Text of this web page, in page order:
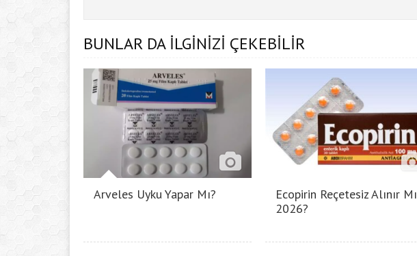
BUNLAR DA İLGİNİZİ ÇEKEBİLİR
Arveles Uyku Yapar Mı?
Ecopirin Reçetesiz Alınır Mı
2026?